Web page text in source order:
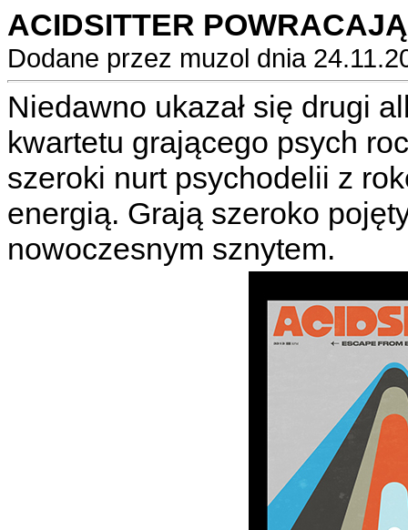
ACIDSITTER
Dodane przez muzol dnia
Niedawno ukazał się drugi
kwartetu grającego psych
szeroki nurt psychodelii z
energią. Grają szeroko
nowoczesnym sznytem.